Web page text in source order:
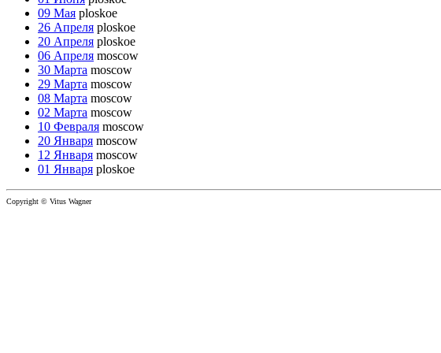
09 Мая ploskoe
26 Апреля ploskoe
20 Апреля ploskoe
06 Апреля moscow
30 Марта moscow
29 Марта moscow
08 Марта moscow
02 Марта moscow
10 Февраля moscow
20 Января moscow
12 Января moscow
01 Января ploskoe
Copyright © Vitus Wagner